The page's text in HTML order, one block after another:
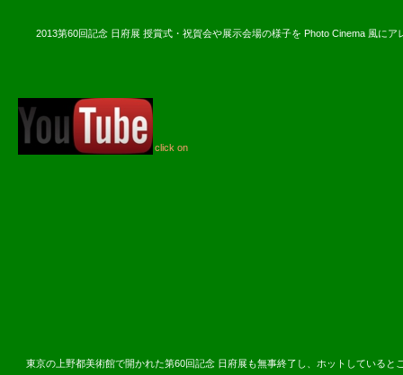
2013第60回記念 日府展 授賞式・祝賀会や展示会場の様子を Photo Cinema 風にア
click on
東京の上野都美術館で開かれた第60回記念 日府展も無事終了し、ホットしている